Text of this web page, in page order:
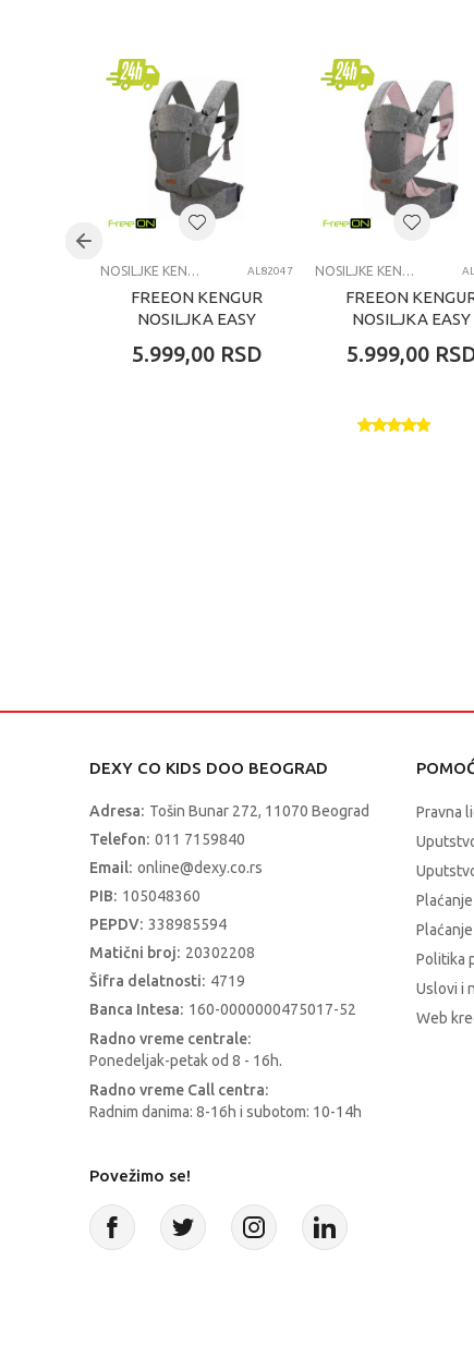
Brend
Uzrast
Kategorija
NOSILJKE KENGUR AL82047
FREEON KENGUR
NOSILJKA EASY
5.999,00 RSD
NOSILJKE KENGUR
FREEON
NOSILJKA EASY
5.999,00
DEXY CO KIDS DOO BEOGRAD
Adresa: Tošin Bunar 272, 11070 Beograd
Telefon: 011 7159840
Email: online@dexy.co.rs
PIB: 105048360
PEPDV: 338985594
Matični broj: 20302208
Šifra delatnosti: 4719
Banca Intesa: 160-0000000475017-52
Radno vreme centrale:
Ponedeljak-petak od 8 - 16h.
Radno vreme Call centra:
Radnim danima: 8-16h i subotom: 10-14h
Pravna
Politika
Uslovi i
Web
Povežimo se!